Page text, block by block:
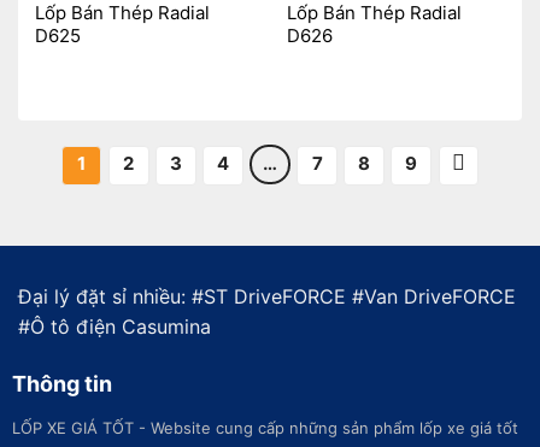
Lốp Bán Thép Radial
D625
Lốp Bán Thép Radial
D626
1 2 3 4 … 7 8 9
Đại lý đặt sỉ nhiều: #ST DriveFORCE #Van DriveFORCE
#Ô tô điện Casumina
Thông tin
LỐP XE GIÁ TỐT - Website cung cấp những sản phẩm lốp xe giá tốt